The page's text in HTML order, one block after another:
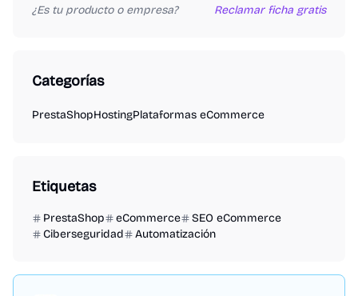
¿Es tu producto o empresa? Reclamar ficha gratis
Categorías
PrestaShopHostingPlataformas eCommerce
Etiquetas
PrestaShop eCommerce
SEO eCommerce
Ciberseguridad
Automatización